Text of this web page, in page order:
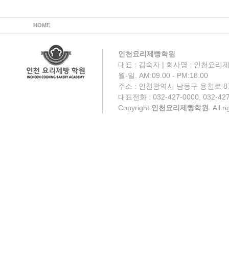
HOME
인천요리제빵학원
대표 : 김숙자 | 회사명 : 인천요리
월-일. AM:09.00 - PM:18.00
주소 : 인천광역시 남동구 용천로
대표전화 : 032-427-0000, 032-
Copyright 인천요리제빵학원 . All